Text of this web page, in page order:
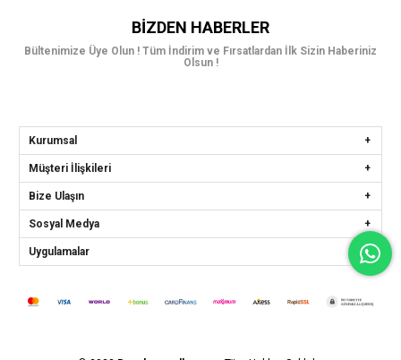
BIZDEN HABERLER
Bültenimize Üye Olun ! Tüm İndirim ve Fırsatlardan İlk Sizin Haberiniz
Olsun !
Kurumsal
Müşteri İlişkileri
Bize Ulaşın
Sosyal Medya
Uygulamalar